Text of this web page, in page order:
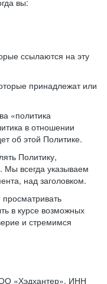
вы:
ссылаются на эту
принадлежат или
«политика
в отношении
об этой Политике.
Политику,
Мы всегда указываем
над заголовком.
в курсе возможных
и стремимся
«Хэдхантер», ИНН